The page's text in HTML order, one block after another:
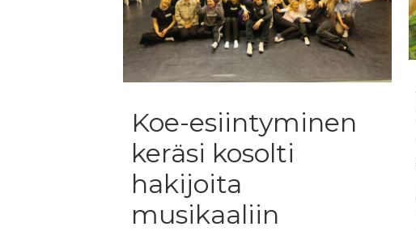
Koe-esiintyminen
keräsi kosolti
hakijoita
musikaaliin